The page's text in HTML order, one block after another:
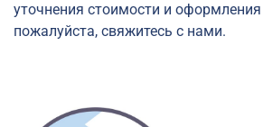
уточнения стоимости и оформления
пожалуйста, свяжитесь с нами.